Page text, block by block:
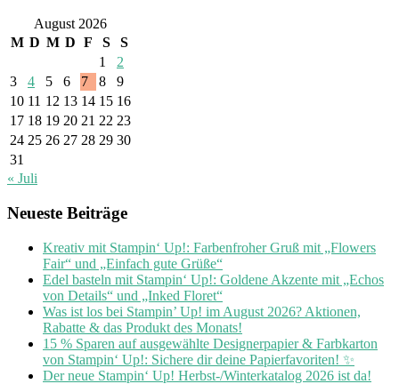
August 2026
M D M D F S
S
1
2
3
4 5 6 7 8
9
10 11 12 13 14 15 16
17 18 19 20 21 22 23
24 25 26 27 28 29 30
31
« Juli
Neueste Beiträge
Kreativ mit Stampin‘ Up!: Farbenfroher Gruß mit „Flowers
Fair“ und „Einfach gute Grüße“
Edel basteln mit Stampin‘ Up!: Goldene Akzente mit „Echos
von Details“ und „Inked Floret“
Was ist los bei Stampin’ Up! im August 2026? Aktionen,
Rabatte & das Produkt des Monats!
15 % Sparen auf ausgewählte Designerpapier & Farbkarton
von Stampin‘ Up!: Sichere dir deine Papierfavoriten! ✨
Der neue Stampin‘ Up! Herbst-/Winterkatalog 2026 ist da!